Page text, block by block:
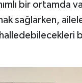
bir ortamda
sağlarken,